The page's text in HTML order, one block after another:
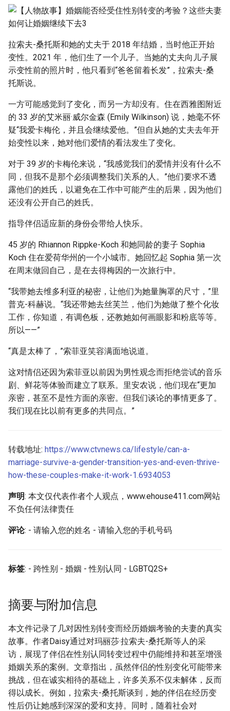
拉索夫-桑托斯和她的丈夫于 2018 年结婚，当时他正开始
变性。2021 年，他们生了一个儿子。当她的丈夫向儿子展
示变性前的照片时，他只看到“爸爸留着长发”，拉索夫-桑
托斯说。
一方可能感觉到了变化，而另一方却没有。住在西雅图附近
的 33 岁的艾米丽·威尔金森 (Emily Wilkinson) 说，她毫不怀
疑“我爱卡梅伦，并且会继续爱他。”但自从她的丈夫去年开
始变性以来，她对他们爱情的看法发生了变化。
对于 39 岁的卡梅伦来说，“我感觉我们的爱情并没有什么不
同，但我不是那个必须调整我们关系的人。”他们要求不透
露他们的姓氏，以避免在工作中可能产生的后果，因为他们
还没有公开自己的姓氏。
指导伴侣适应新的身份会带给人快乐。
45 岁的 Rhiannon Rippke-Koch 和她同龄的妻子 Sophia
Koch 住在爱荷华州的一个小城市。她回忆起 Sophia 第一次
在周末做回自己，是在去得梅因的一次旅行中。
“我带她去维多利亚的秘密，让他们为她量胸罩的尺寸，”里
普克-科赫说。“我还带她去丝芙兰，他们为她做了整个化妆
工作，你知道，有调色板，还教她如何画眼影和粉底等等。
所以——”
“真是太棒了，”索菲亚笑容满面地说道。
这对情侣还因为索菲亚以前因为男性观念而拒绝尝试的音乐
剧、鲜花等体验而建立了联系。里安农说，他们现在“更加
亲密，甚至不是性方面的亲密。但我们谈论的事情更多了。
我们现在比以前有更多的共同点。”
转载地址: https://www.ctvnews.ca/lifestyle/can-a-
marriage-survive-a-gender-transition-yes-and-even-thrive-
how-these-couples-make-it-work-1.6934053
声明: 本文仅代表作者个人观点，www.ehouse411.com网站
不负任何法律责任
评论: - 请输入您的姓名 - 请输入您的手机号码
标签: - 跨性别 - 婚姻 - 性别认同 - LGBTQ2S+
摘要与附加信息
本文件记录了几对因性别转变而经历婚姻考验的夫妻的真实
故事。作者Daisy通过对玛丽莎·拉索夫-桑托斯等人的采
访，展现了伴侣在性别认同转变过程中仍能维持和甚至增强
婚姻关系的案例。文章指出，虽然伴侣的性别变化可能带来
挑战，但在诚实相待的基础上，许多关系不仅未解体，反而
得以成长。例如，拉索夫-桑托斯谈到，她的伴侣在经历变
性后仍让她感到深深的爱和支持。同时，随着社会对